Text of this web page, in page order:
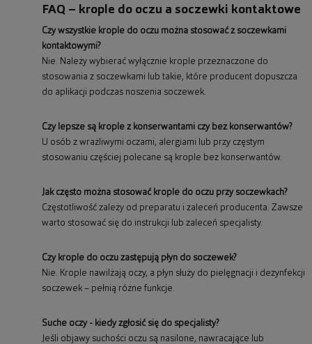
FAQ – krople do oczu a soczewki kontaktowe
Czy wszystkie krople do oczu można stosować z soczewkami
kontaktowymi?
Nie. Należy wybierać wyłącznie krople przeznaczone do
stosowania z soczewkami lub takie, które producent dopuszcza
do aplikacji podczas noszenia soczewek.
Czy lepsze są krople z konserwantami czy bez konserwantów?
U osób z wrażliwymi oczami, alergiami lub przy częstym
stosowaniu częściej polecane są krople bez konserwantów.
Jak często można stosować krople do oczu przy soczewkach?
Częstotliwość zależy od preparatu i zaleceń producenta. Zawsze
warto stosować się do instrukcji lub zaleceń specjalisty.
Czy krople do oczu zastępują płyn do soczewek?
Nie. Krople nawilżają oczy, a płyn służy do pielęgnacji i dezynfekcji
soczewek – pełnią różne funkcje.
Suche oczy - kiedy zgłosić się do specjalisty?
Jeśli objawy suchości oczu są nasilone, nawracające lub